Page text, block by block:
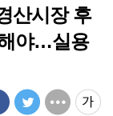
산시장 후
야…실용